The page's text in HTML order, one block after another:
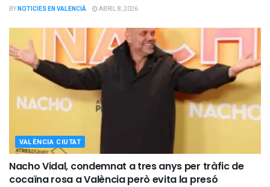
BYNOTICIES EN VALENCIÀ ABRIL 8, 2026
VALÈNCIA CIUTAT
Nacho Vidal, condemnat a tres anys per tràfic de
cocaïna rosa a València però evita la presó